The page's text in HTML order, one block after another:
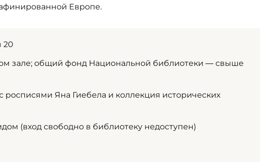
Европе.
20
зале; общий фонд Национальной библиотеки — свыше
росписями Яна Гиебела и коллекция исторических
(вход свободно в библиотеку недоступен)